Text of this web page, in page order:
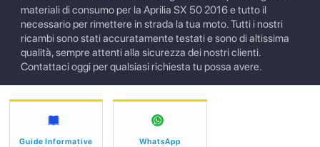
materiali di consumo per la Aprilia SX 50 2016 e tutto il
necessario per rimettere in strada la tua moto. Tutti i nostri
ricambi sono stati accuratamente testati e sono di altissima
qualità, sempre attenti alla sicurezza dei nostri clienti.
Contattaci oggi per qualsiasi richiesta tu possa avere.
Guide Informative WhatsApp